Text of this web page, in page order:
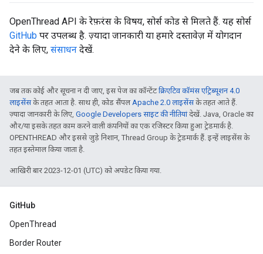
OpenThread API के रेफ़रंस के विषय, सोर्स कोड से मिलते हैं. यह सोर्स
GitHub पर उपलब्ध है. ज़्यादा जानकारी या हमारे दस्तावेज़ में योगदान
देने के लिए, संसाधन देखें.
जब तक कोई और सूचना न दी जाए, इस पेज का कॉन्टेंटक्रिएटिव कॉमंस एट्रिब्यूशन 4.0
लाइसेंसके तहत आता है. साथ ही, कोड सैंपलApache 2.0 लाइसेंसके तहत आते हैं.
ज़्यादा जानकारी के लिए, Google Developers साइट की नीतियांदेखें. Java, Oracle का
और/या इसके तहत काम करने वाली कंपनियों का एक रजिस्टर किया हुआ ट्रेडमार्क है.
OPENTHREAD और इससे जुड़े निशान, Thread Group के ट्रेडमार्क हैं. इन्हें लाइसेंस के
तहत इस्तेमाल किया जाता है.
आखिरी बार 2023-12-01 (UTC) को अपडेट किया गया.
GitHub
OpenThread
Border Router